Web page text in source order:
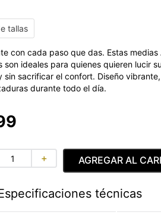
tallas
con cada paso que das. Estas medias
son ideales para quienes quieren lucir
sin sacrificar el confort. Diseño
durante todo el día.
＋ AGREGAR AL
técnicas